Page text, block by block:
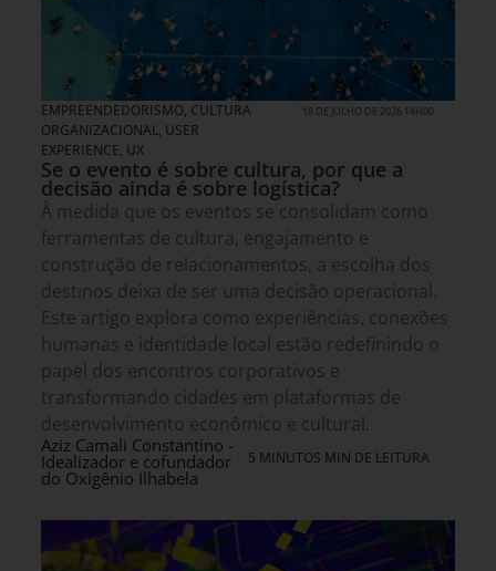
EMPREENDEDORISMO, CULTURA
ORGANIZACIONAL, USER
EXPERIENCE, UX
18 DE JULHO DE 2026 14H00
Se o evento é sobre cultura, por que a
decisão ainda é sobre logística?
À medida que os eventos se consolidam como
ferramentas de cultura, engajamento e
construção de relacionamentos, a escolha dos
destinos deixa de ser uma decisão operacional.
Este artigo explora como experiências, conexões
humanas e identidade local estão redefinindo o
papel dos encontros corporativos e
transformando cidades em plataformas de
desenvolvimento econômico e cultural.
Aziz Camali Constantino -
Idealizador e cofundador
do Oxigênio Ilhabela
5 MINUTOS MIN DE LEITURA